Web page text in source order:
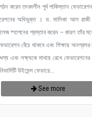
গঠন করেন তৎকালীন পূর্ব পাকিস্তান
অধিভুক্ত । ড. মালিকা আল
ষ্হাপনের প্রস্তাব করেন – কারণ তাঁর
বেঁচে থাকবে এবং শিক্ষায় অনগ্রসর
এবং লক্ষ্যকে মাথায় রেখে ফেডারেশনের
উইমেন্স ফেডারে...
See more